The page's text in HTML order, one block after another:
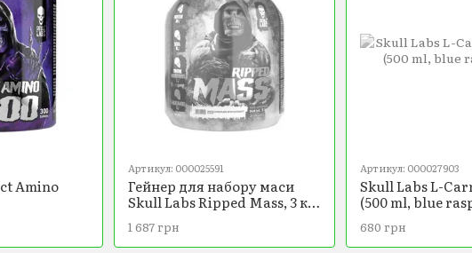
Amino
Артикул: 000025591
Гейнер для набору маси
Skull Labs Ripped Mass, 3 кг
(Баунті)
1 687 грн
Артикул: 000027903
Skull Labs L-
(500 ml, blue
680 грн